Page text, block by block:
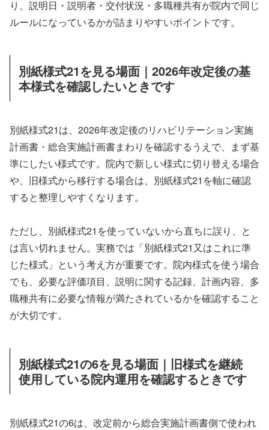
り、説明日・説明者・交付状況・多職種共有が院内で同じ
ルールになっているかが詰まりやすいポイントです。
別紙様式21を見る場面｜2026年改定後の基
本様式を確認したいときです
別紙様式21は、2026年改定後のリハビリテーション実施
計画書・総合実施計画書まわりを確認するうえで、まず基
準にしたい様式です。院内で新しい様式に切り替える場合
や、旧様式から移行する場合は、別紙様式21を軸に確認
すると整理しやすくなります。
ただし、別紙様式21を使っていないから直ちに誤り、と
は言い切れません。実務では「別紙様式21又はこれに準
じた様式」という考え方が重要です。院内様式を使う場合
でも、必要な評価項目、説明に関する記録、計画内容、多
職種共有に必要な情報が満たされているかを確認すること
が大切です。
別紙様式21の6を見る場面｜旧様式を継続
使用している院内運用を確認するときです
別紙様式21の6は、改定前から総合実施計画書側で使われ